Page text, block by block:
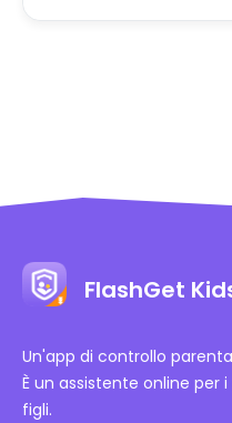
FlashGet
Un'app di controllo
È un assistente online per
figli.